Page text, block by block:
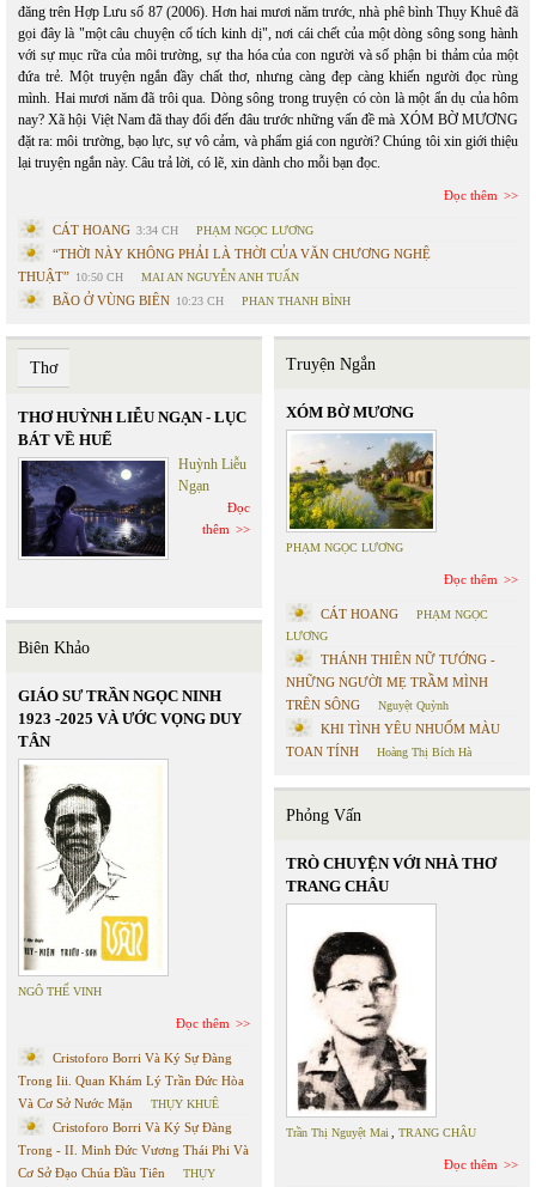
đăng trên Hợp Lưu số 87 (2006). Hơn hai mươi năm trước, nhà phê bình Thụy Khuê đã
gọi đây là "một câu chuyện cổ tích kinh dị", nơi cái chết của một dòng sông song hành
với sự mục rữa của môi trường, sự tha hóa của con người và số phận bi thảm của một
đứa trẻ. Một truyện ngắn đầy chất thơ, nhưng càng đẹp càng khiến người đọc rùng
mình. Hai mươi năm đã trôi qua. Dòng sông trong truyện có còn là một ẩn dụ của hôm
nay? Xã hội Việt Nam đã thay đổi đến đâu trước những vấn đề mà XÓM BỜ MƯƠNG
đặt ra: môi trường, bạo lực, sự vô cảm, và phẩm giá con người? Chúng tôi xin giới thiệu
lại truyện ngắn này. Câu trả lời, có lẽ, xin dành cho mỗi bạn đọc.
Đọc thêm
CÁT HOANG 3:34 CH PHẠM NGỌC LƯƠNG
“THỜI NÀY KHÔNG PHẢI LÀ THỜI CỦA VĂN CHƯƠNG NGHỆ
THUẬT” 10:50 CH MAI AN NGUYỄN ANH TUẤN
BÃO Ở VÙNG BIÊN 10:23 CH PHAN THANH BÌNH
Thơ
THƠ HUỲNH LIỄU NGẠN - LỤC
BÁT VỀ HUẾ
Huỳnh Liễu
Ngạn
Đọc
thêm
Biên Khảo
GIÁO SƯ TRẦN NGỌC NINH
1923 -2025 VÀ ƯỚC VỌNG DUY
TÂN
NGÔ THẾ VINH
Đọc thêm
Cristoforo Borri Và Ký Sự Đàng
Trong Iii. Quan Khám Lý Trần Đức Hòa
Và Cơ Sở Nước Mặn
THỤY KHUÊ
Cristoforo Borri Và Ký Sự Đàng
Trong - II. Minh Đức Vương Thái Phi Và
Cơ Sở Đạo Chúa Đầu Tiên
THỤY
Truyện Ngắn
XÓM BỜ MƯƠNG
PHẠM NGỌC LƯƠNG
Đọc thêm
CÁT HOANG
PHẠM NGỌC
LƯƠNG
THÁNH THIÊN NỮ TƯỚNG -
NHỮNG NGƯỜI MẸ TRẦM MÌNH
TRÊN SÔNG
Nguyệt Quỳnh
KHI TÌNH YÊU NHUỐM MÀU
TOAN TÍNH
Hoàng Thị Bích Hà
Phỏng Vấn
TRÒ CHUYỆN VỚI NHÀ THƠ
TRANG CHÂU
Trần Thị Nguyệt Mai, TRANG CHÂU
Đọc thêm